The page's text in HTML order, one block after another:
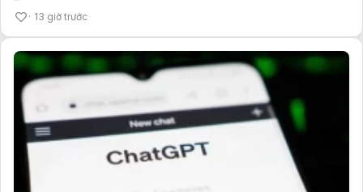
13 giờ trước